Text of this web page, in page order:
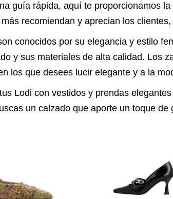
guía rápida, aquí te proporcionamos
recomiendan y aprecian los
conocidos por su elegancia y estilo
y sus materiales de alta calidad. Los
los que desees lucir elegante y a la
Lodi con vestidos y prendas
un calzado que aporte un toque de